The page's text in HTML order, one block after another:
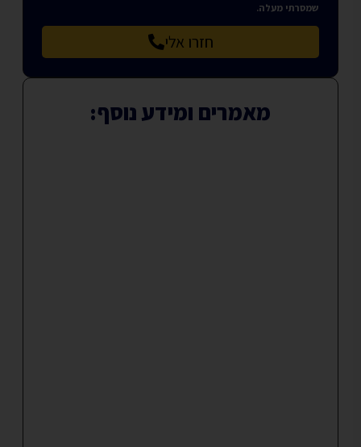
שמסרתי מעלה.
חזרו אלי
מאמרים ומידע נוסף: